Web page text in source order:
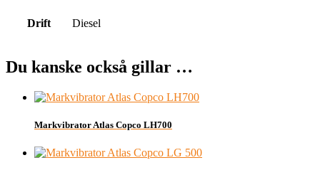
Drift Diesel
Du kanske också gillar …
Markvibrator Atlas Copco LH700